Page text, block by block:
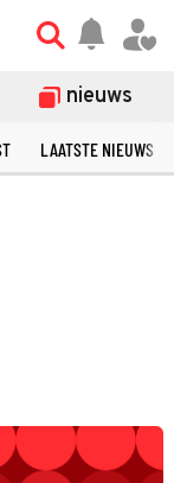
nieuws
LAATSTE NIEUWS